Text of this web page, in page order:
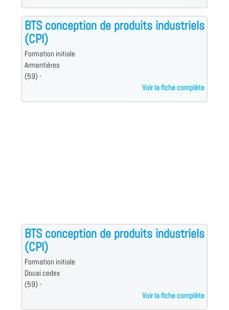
BTS conception de produits industriels
(CPI)
Formation initiale
Armentières
(59) -
Voir la fiche complète
BTS conception de produits industriels
(CPI)
Formation initiale
Douai cedex
(59) -
Voir la fiche complète